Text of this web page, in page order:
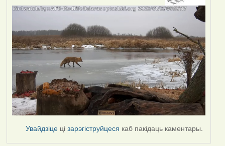
Увайдзіце цізарэгіструйцеся каб пакідаць каментары.